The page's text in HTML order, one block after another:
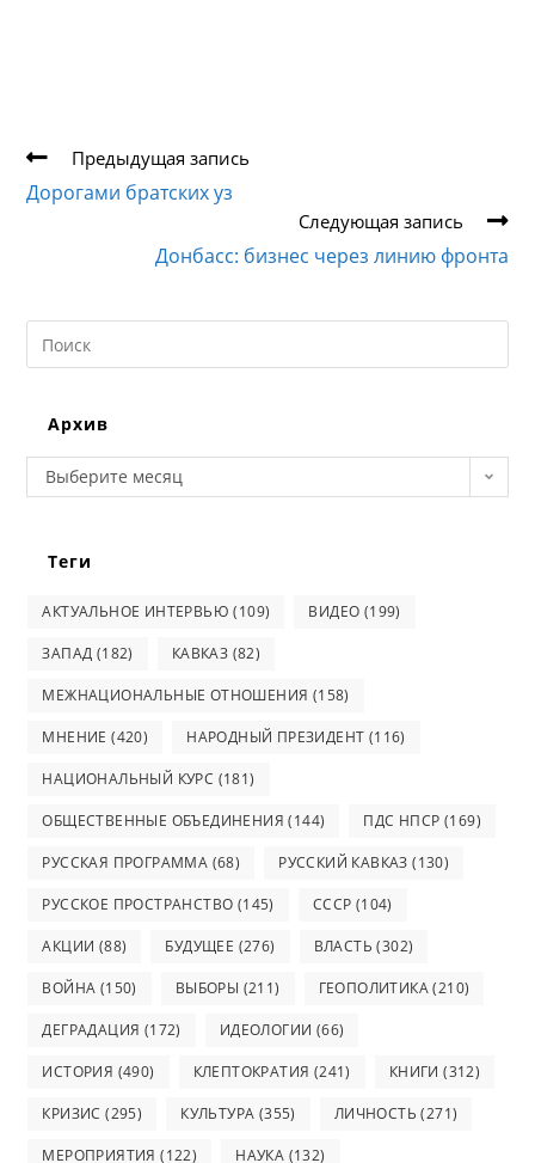
Еще
статьи
Предыдущая запись
Дорогами братских уз
Следующая запись
Донбасс: бизнес через линию фронта
Search
this
Архив
Архив
Выберите месяц
Теги
АКТУАЛЬНОЕ ИНТЕРВЬЮ (109) ВИДЕО (199)
ЗАПАД (182) КАВКАЗ (82)
МЕЖНАЦИОНАЛЬНЫЕ ОТНОШЕНИЯ (158)
МНЕНИЕ (420) НАРОДНЫЙ ПРЕЗИДЕНТ (116)
НАЦИОНАЛЬНЫЙ КУРС (181)
ОБЩЕСТВЕННЫЕ ОБЪЕДИНЕНИЯ (144) ПДС НПСР (169)
РУССКАЯ ПРОГРАММА (68) РУССКИЙ КАВКАЗ (130)
РУССКОЕ ПРОСТРАНСТВО (145) СССР (104)
АКЦИИ (88) БУДУЩЕЕ (276) ВЛАСТЬ (302)
ВОЙНА (150) ВЫБОРЫ (211) ГЕОПОЛИТИКА(210)
ДЕГРАДАЦИЯ (172) ИДЕОЛОГИИ (66)
ИСТОРИЯ (490) КЛЕПТОКРАТИЯ (241) КНИГИ (312)
КРИЗИС (295) КУЛЬТУРА (355) ЛИЧНОСТЬ (271)
МЕРОПРИЯТИЯ (122) НАУКА (132)